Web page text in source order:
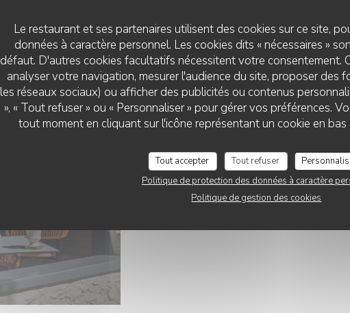
Le restaurant et ses partenaires utilisent des cookies sur ce site,
données à caractère personnel. Les cookies dits « nécessaires »
défaut. D'autres cookies facultatifs nécessitent votre consentement.
analyser votre navigation, mesurer l'audience du site, proposer des
les réseaux sociaux) ou afficher des publicités ou contenus
», « Tout refuser » ou « Personnaliser » pour gérer vos préférences.
tout moment en cliquant sur l'icône représentant un cookie en
Tout accepter Tout refuser
Politique de protection des données à caractère
Politique de gestion des cookies